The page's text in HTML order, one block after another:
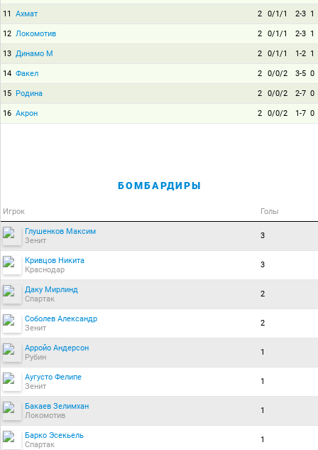
11 Ахмат 2 0/1/1 2-3 1
12 Локомотив 2 0/1/1 2-3 1
13 Динамо М 2 0/1/1 1-2 1
14 Факел 2 0/0/2 3-5 0
15 Родина 2 0/0/2 2-7 0
16 Акрон 2 0/0/2 1-7 0
БОМБАРДИРЫ
Игрок Голы
Глушенков Максим
Зенит
3
Кривцов Никита
Краснодар
3
Даку Мирлинд
Спартак
2
Соболев Александр
Зенит
2
Арройо Андерсон
Рубин
1
Аугусто Фелипе
Зенит
1
Бакаев Зелимхан
Локомотив
1
Барко Эсекьель
Спартак
1